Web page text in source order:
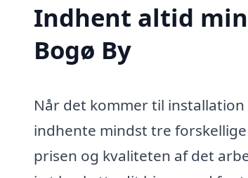
Indhent altid
Bogø By
Når det kommer til
indhente mindst tre
prisen og kvaliteten af det